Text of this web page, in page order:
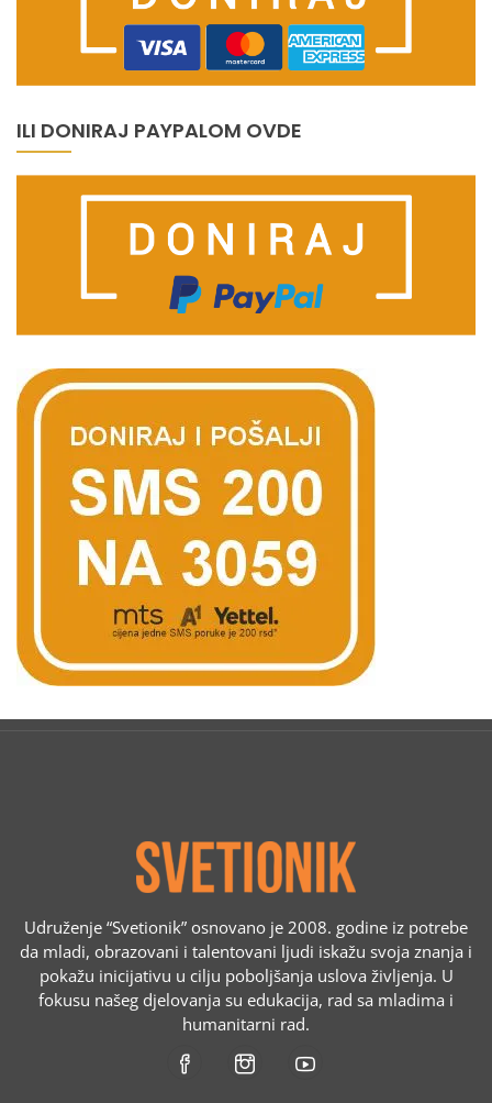
ILI DONIRAJ PAYPALOM OVDE
Udruženje “Svetionik” osnovano je 2008. godine iz potrebe
da mladi, obrazovani i talentovani ljudi iskažu svoja znanja i
pokažu inicijativu u cilju poboljšanja uslova življenja. U
fokusu našeg djelovanja su edukacija, rad sa mladima i
humanitarni rad.